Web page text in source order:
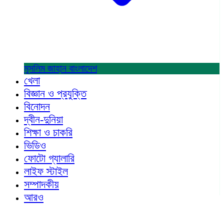
মুসলিম জাহান বাংলাদেশ
খেলা
বিজ্ঞান ও প্রযুক্তি
বিনোদন
দ্বীন-দুনিয়া
শিক্ষা ও চাকরি
ভিডিও
ফোটো গ্যালারি
লাইফ স্টাইল
সম্পাদকীয়
আরও